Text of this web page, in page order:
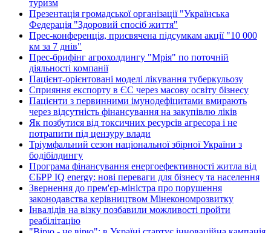
туризм
Презентація громадської організації "Українська
Федерація "Здоровий спосіб життя"
Прес-конференція, присвячена підсумкам акції "10 000
км за 7 днів"
Прес-брифінг агрохолдингу "Мрія" по поточній
діяльності компанії
Пацієнт-орієнтовані моделі лікування туберкульозу
Сприяння експорту в ЄС через масову освіту бізнесу
Пацієнти з первинними імунодефіцитами вмирають
через відсутність фінансування на закупівлю ліків
Як позбутися від токсичних ресурсів агресора і не
потрапити під цензуру влади
Тріумфальний сезон національної збірної України з
бодібілдингу
Програма фінансування енергоефективності житла від
ЄБРР IQ energy: нові переваги для бізнесу та населення
Звернення до прем'єр-міністра про порушення
законодавства керівництвом Мінекономрозвитку
Інвалідів на візку позбавили можливості пройти
реабілітацію